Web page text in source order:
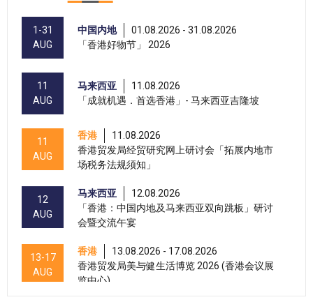
1-31
AUG
中国内地
01.08.2026 - 31.08.2026
「香港好物节」 2026
11
AUG
马来西亚
11.08.2026
「成就机遇．首选香港」- 马来西亚吉隆坡
11
AUG
香港
11.08.2026
香港贸发局经贸研究网上研讨会「拓展内地市
场税务法规须知」
12
AUG
马来西亚
12.08.2026
「香港：中国内地及马来西亚双向跳板」研讨
会暨交流午宴
13-17
AUG
香港
13.08.2026 - 17.08.2026
香港贸发局美与健生活博览 2026 (香港会议展
览中心)